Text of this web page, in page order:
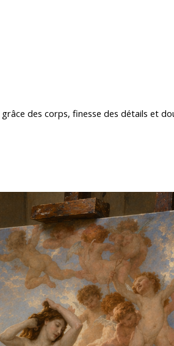
des corps, finesse des détails et